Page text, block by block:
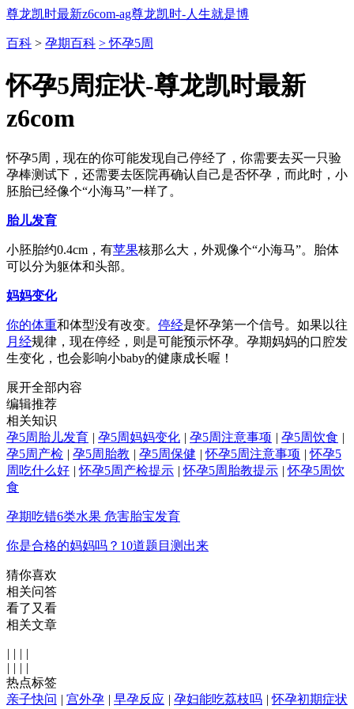
尊龙凯时最新z6com-ag尊龙凯时-人生就是博
百科 > 孕期百科 > 怀孕5周
怀孕5周症状-尊龙凯时最新
z6com
怀孕5周，现在的你可能发现自己停经了，你需要去买一只验
孕棒测试下，还需要去医院再确认自己是否怀孕，而此时，小
胚胎已经像个“小海马”一样了。
胎儿发育
小胚胎约0.4cm，有苹果核那么大，外观像个“小海马”。胎体
可以分为躯体和头部。
妈妈变化
你的体重和体型没有改变。 停经是怀孕第一个信号。如果以往
月经规律，现在停经，则是可能预示怀孕。孕期妈妈的口腔发
生变化，也会影响小baby的健康成长喔！
展开全部内容
编辑推荐
相关知识
孕5周胎儿发育 | 孕5周妈妈变化 | 孕5周注意事项 | 孕5周饮食 |
孕5周产检 | 孕5周胎教 | 孕5周保健 | 怀孕5周注意事项 | 怀孕5
周吃什么好 | 怀孕5周产检提示 | 怀孕5周胎教提示 | 怀孕5周饮
食
孕期吃错6类水果 危害胎宝发育
你是合格的妈妈吗？10道题目测出来
猜你喜欢
相关问答
看了又看
相关文章
| | | |
| | | |
热点标签
亲子快问 | 宫外孕 | 早孕反应 | 孕妇能吃荔枝吗 | 怀孕初期症状